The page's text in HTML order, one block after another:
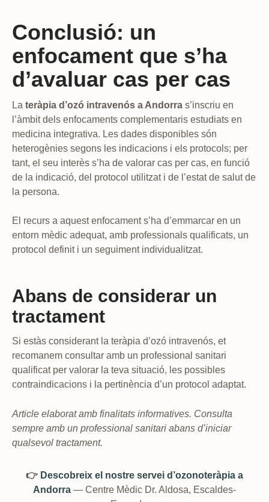
Conclusió: un
enfocament que s’ha
d’avaluar cas per cas
La teràpia d’ozó intravenós a Andorra s’inscriu en
l’àmbit dels enfocaments complementaris estudiats en
medicina integrativa. Les dades disponibles són
heterogènies segons les indicacions i els protocols; per
tant, el seu interès s’ha de valorar cas per cas, en funció
de la indicació, del protocol utilitzat i de l’estat de salut de
la persona.
El recurs a aquest enfocament s’ha d’emmarcar en un
entorn mèdic adequat, amb professionals qualificats, un
protocol definit i un seguiment individualitzat.
Abans de considerar un
tractament
Si estàs considerant la teràpia d’ozó intravenós, et
recomanem consultar amb un professional sanitari
qualificat per valorar la teva situació, les possibles
contraindicacions i la pertinència d’un protocol adaptat.
Article elaborat amb finalitats informatives. Consulta
sempre amb un professional sanitari abans d’iniciar
qualsevol tractament.
👉 Descobreix el nostre servei d’ozonoteràpia a
Andorra — Centre Mèdic Dr. Aldosa, Escaldes-